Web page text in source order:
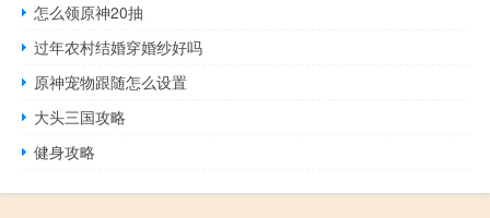
怎么领原神20抽
过年农村结婚穿婚纱好吗
原神宠物跟随怎么设置
大头三国攻略
健身攻略